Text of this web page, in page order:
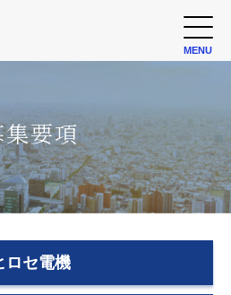
MENU
集要項
ロセ電機